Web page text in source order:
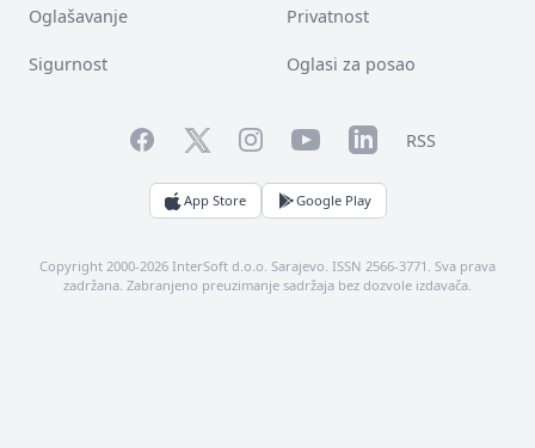
Oglašavanje Privatnost
Sigurnost Oglasi za posao
FacebookTwitterInstagramYouTubeLinkedInRSS
App Store Google Play
Copyright 2000-2026 InterSoft d.o.o. Sarajevo. ISSN 2566-3771. Sva prava
zadržana. Zabranjeno preuzimanje sadržaja bez dozvole izdavača.